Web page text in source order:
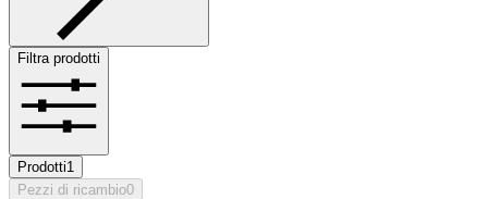
Filtra prodotti
Prodotti1
Pezzi di ricambio0